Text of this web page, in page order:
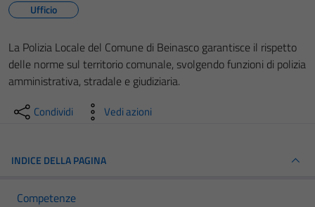
Ufficio
La Polizia Locale del Comune di Beinasco garantisce il rispetto
delle norme sul territorio comunale, svolgendo funzioni di polizia
amministrativa, stradale e giudiziaria.
Condividi Vedi azioni
INDICE DELLA PAGINA
Competenze